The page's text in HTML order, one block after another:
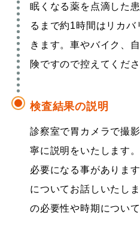
眠くなる薬を点滴した
るまで約1時間はリカ
きます。車やバイク、
険ですので控えてくださ
検査結果の説明
診察室で胃カメラで撮
寧に説明をいたします
必要になる事がありま
についてお話しいたし
の必要性や時期につい